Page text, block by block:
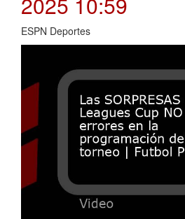
ESPN Deportes